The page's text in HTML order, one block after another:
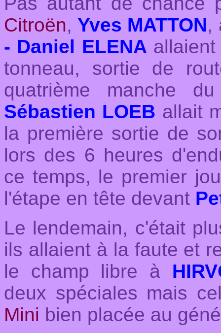
Citroën, Yves MATTON,
- Daniel ELENA
tonneau, sortie de
quatrième manche
Sébastien LOEB allait
la première sortie de
lors des 6 heures
ce temps, le premier
l'étape en tête devant
Le lendemain, c'était
ils allaient à la faute et
le champ libre à
deux spéciales mais
Mini bien placée au